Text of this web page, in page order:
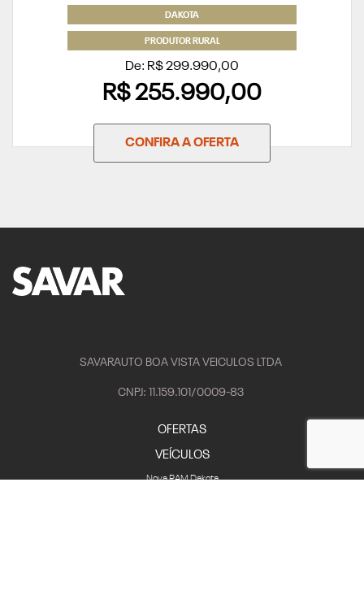
DAKOTA
PRODUTOR RURAL
De: R$ 299.990,00
R$ 255.990,00
CONFIRA A OFERTA
SAVARAUTO BOA VISTA VEICULOS LTDA
CNPJ: 11.159.101/0009-83
OFERTAS
VEÍCULOS
Nova RAM Dakota